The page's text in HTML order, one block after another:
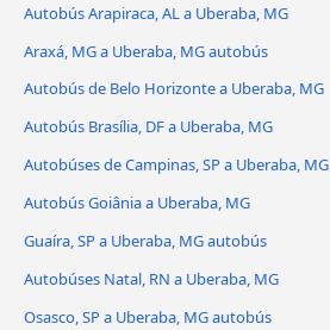
Autobús Arapiraca, AL a Uberaba, MG
Araxá, MG a Uberaba, MG autobús
Autobús de Belo Horizonte a Uberaba, MG
Autobús Brasília, DF a Uberaba, MG
Autobúses de Campinas, SP a Uberaba, MG
Autobús Goiânia a Uberaba, MG
Guaíra, SP a Uberaba, MG autobús
Autobúses Natal, RN a Uberaba, MG
Osasco, SP a Uberaba, MG autobús